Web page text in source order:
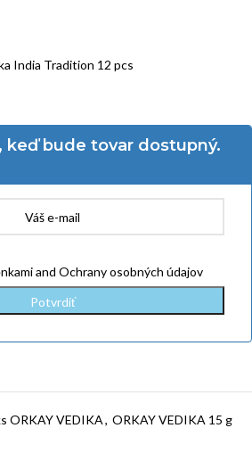
India Tradition 12 pcs
keď bude tovar dostupný.
and Ochrany osobných údajov
ORKAY VEDIKA, ORKAY VEDIKA 15 g